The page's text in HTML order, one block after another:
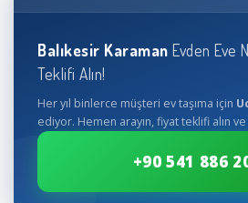
Balıkesir Karaman Evden Eve
Teklifi Alın!
Her yıl binlerce müşteri ev taşıma için
ediyor. Hemen arayın, fiyat teklifi alın
+90 541 886